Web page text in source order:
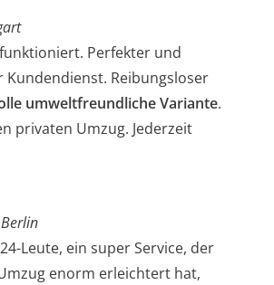
Perfekter und
Kundendienst. Reibungsloser
umweltfreundliche Variante.
privaten Umzug. Jederzeit
Leute, ein super Service, der
enorm erleichtert hat,